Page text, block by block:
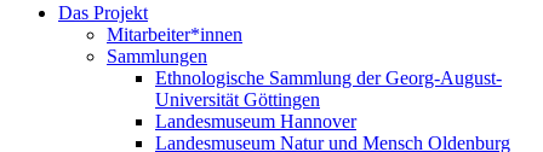
Das Projekt
Mitarbeiter*innen
Sammlungen
Ethnologische Sammlung der Georg-August-
Universität Göttingen
Landesmuseum Hannover
Landesmuseum Natur und Mensch Oldenburg